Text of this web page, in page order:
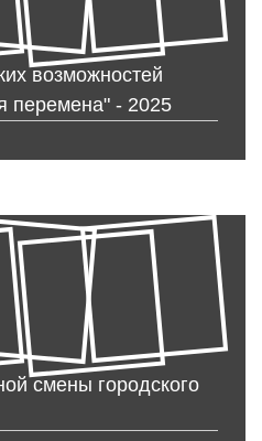
возможностей
перемена" - 2025
смены городского